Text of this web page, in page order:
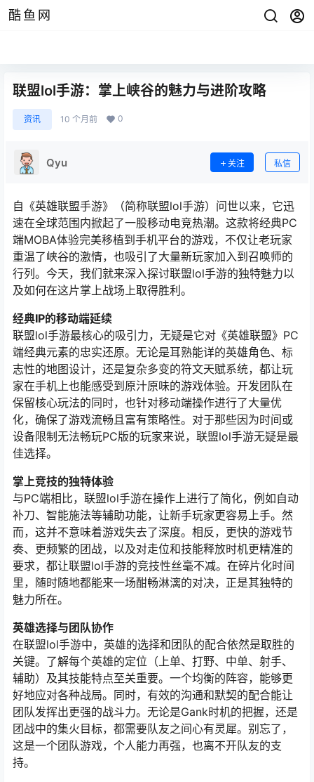
酷鱼网
联盟lol手游：掌上峡谷的魅力与进阶攻略
资讯 10 个月前 0
Qyu 关注 私信
自《英雄联盟手游》（简称联盟lol手游）问世以来，它迅
速在全球范围内掀起了一股移动电竞热潮。这款将经典PC
端MOBA体验完美移植到手机平台的游戏，不仅让老玩家
重温了峡谷的激情，也吸引了大量新玩家加入到召唤师的
行列。今天，我们就来深入探讨联盟lol手游的独特魅力以
及如何在这片掌上战场上取得胜利。
经典IP的移动端延续
联盟lol手游最核心的吸引力，无疑是它对《英雄联盟》PC
端经典元素的忠实还原。无论是耳熟能详的英雄角色、标
志性的地图设计，还是复杂多变的符文天赋系统，都让玩
家在手机上也能感受到原汁原味的游戏体验。开发团队在
保留核心玩法的同时，也针对移动端操作进行了大量优
化，确保了游戏流畅且富有策略性。对于那些因为时间或
设备限制无法畅玩PC版的玩家来说，联盟lol手游无疑是最
佳选择。
掌上竞技的独特体验
与PC端相比，联盟lol手游在操作上进行了简化，例如自动
补刀、智能施法等辅助功能，让新手玩家更容易上手。然
而，这并不意味着游戏失去了深度。相反，更快的游戏节
奏、更频繁的团战，以及对走位和技能释放时机更精准的
要求，都让联盟lol手游的竞技性丝毫不减。在碎片化时间
里，随时随地都能来一场酣畅淋漓的对决，正是其独特的
魅力所在。
英雄选择与团队协作
在联盟lol手游中，英雄的选择和团队的配合依然是取胜的
关键。了解每个英雄的定位（上单、打野、中单、射手、
辅助）及其技能特点至关重要。一个均衡的阵容，能够更
好地应对各种战局。同时，有效的沟通和默契的配合能让
团队发挥出更强的战斗力。无论是Gank时机的把握，还是
团战中的集火目标，都需要队友之间心有灵犀。别忘了，
这是一个团队游戏，个人能力再强，也离不开队友的支
持。